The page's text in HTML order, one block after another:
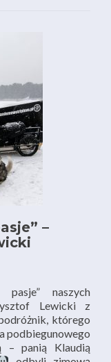
–
naszych
Lewicki z
którego
podbiegunowego
– panią Klaudią